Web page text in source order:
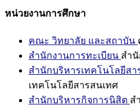
หน่วยงานการศึกษา
คณะ วิทยาลัย และสถาบัน
สำนักงานการทะเบียน สำ
สำนักบริหารเทคโนโลยีสา
เทคโนโลยีสารสนเทศ
สำนักบริหารกิจการนิสิต ส